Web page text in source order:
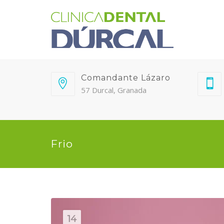
Comandante Lázaro
57 Durcal, Granada
Frio
14